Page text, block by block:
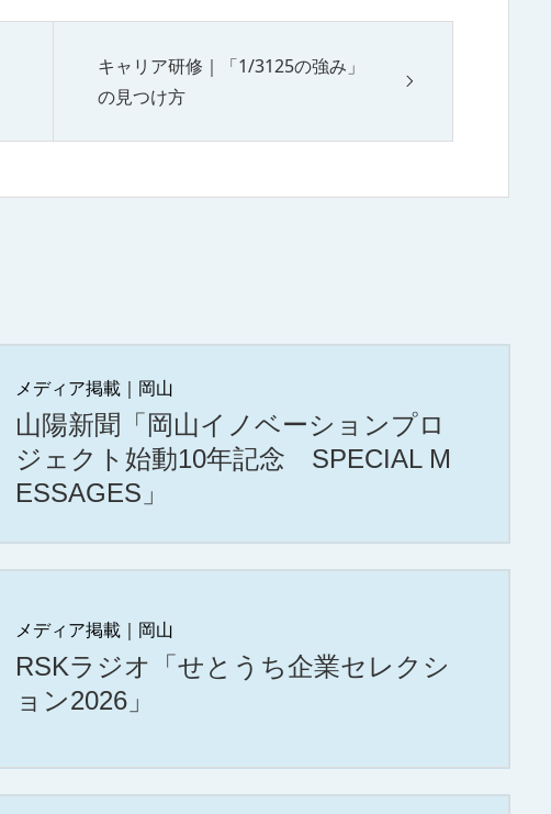
キャリア研修｜「1/3125の強み」
の見つけ方
メディア掲載｜岡山
山陽新聞「岡山イノベーションプロ
ジェクト始動10年記念 SPECIAL M
ESSAGES」
メディア掲載｜岡山
RSKラジオ「せとうち企業セレクシ
ョン2026」